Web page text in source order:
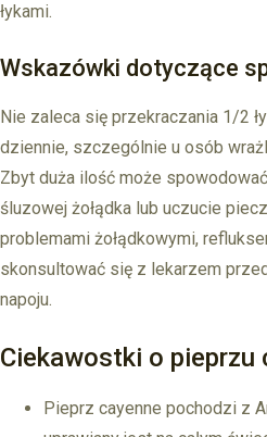
łykami.
Wskazówki dotyczące
Nie zaleca się przekraczania 1/2
dziennie, szczególnie u osób
Zbyt duża ilość może
śluzowej żołądka lub uczucie
problemami żołądkowymi,
skonsultować się z lekarzem
napoju.
Ciekawostki o pieprzu
Pieprz cayenne pochodzi z